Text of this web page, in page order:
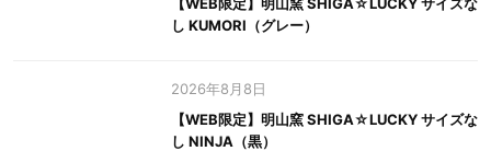
し KUMORI（グレー）
2026年8月8日
【WEB限定】明山窯 SHIGA☆LUCKY サイズな
し NINJA（黒）